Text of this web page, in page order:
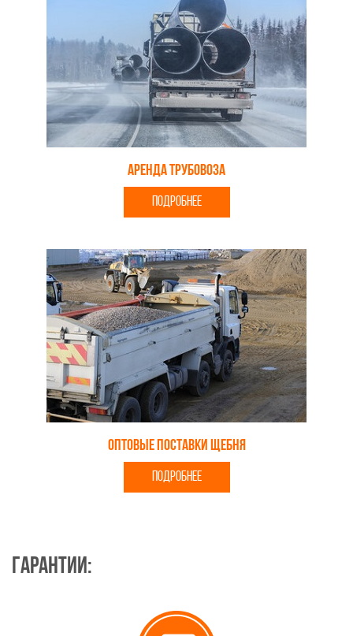
Аренда трубовоза
ПОДРОБНЕЕ
Оптовые поставки щебня
ПОДРОБНЕЕ
Гарантии: